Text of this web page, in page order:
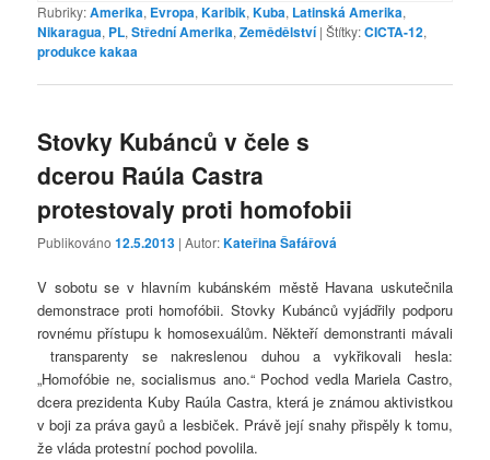
Rubriky:Amerika, Evropa,Karibik,Kuba, Latinská Amerika,
Nikaragua, PL,Střední Amerika,Zemědělství |Štítky:CICTA-12,
produkce kakaa
Stovky Kubánců v čele s
dcerou Raúla Castra
protestovaly proti homofobii
Publikováno12.5.2013 | Autor:Kateřina Šafářová
V sobotu se v hlavním kubánském městě Havana uskutečnila
demonstrace proti homofóbii. Stovky Kubánců vyjádřily podporu
rovnému přístupu k homosexuálům. Někteří demonstranti mávali
transparenty se nakreslenou duhou a vykřikovali hesla:
„Homofóbie ne, socialismus ano.“ Pochod vedla Mariela Castro,
dcera prezidenta Kuby Raúla Castra, která je známou aktivistkou
v boji za práva gayů a lesbiček. Právě její snahy přispěly k tomu,
že vláda protestní pochod povolila.